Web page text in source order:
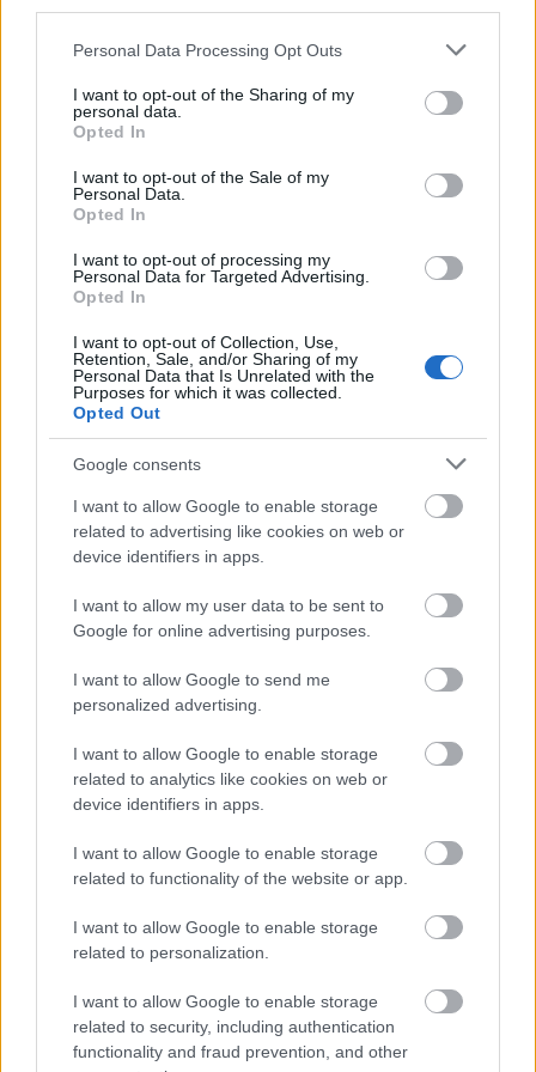
Please note that this website/app uses one or more Google
not limited to your visit or usage behaviour. You may click to
grant or deny consent to Google and its third-party tags to
use your data for below specified purposes in below Google
consent section.
Personal Data Processing Opt Outs
I want to opt-out of the Sharing of my
personal data.
Opted In
I want to opt-out of the Sale of my
Personal Data.
Opted In
I want to opt-out of processing my
Personal Data for Targeted Advertising.
Opted In
I want to opt-out of Collection, Use,
Retention, Sale, and/or Sharing of my
Personal Data that Is Unrelated with the
Purposes for which it was collected.
Opted Out
Google consents
I want to allow Google to enable storage
related to advertising like cookies on web or
device identifiers in apps.
I want to allow my user data to be sent to
Google for online advertising purposes.
I want to allow Google to send me
personalized advertising.
I want to allow Google to enable storage
related to analytics like cookies on web or
device identifiers in apps.
I want to allow Google to enable storage
related to functionality of the website or app.
I want to allow Google to enable storage
related to personalization.
I want to allow Google to enable storage
related to security, including authentication
functionality and fraud prevention, and other
az akkor népszerű játékokról, akkor egészen
biztosan valaki felhozza a társaságban a
kvarcjátékokat, amelyekből számtalan változat volt
megvásárolható ilyen-olyan úton.
Bár a Casio gépeit tartottuk a legtöbbre, azért más
Most egy Conic Submarine nevű játékgépre
csaphattok le, ami egészen szép állapotban maradt
Az eladó minimum 11.000 Ft-ot szeretne kapni a
játékért, ami nem is számít veszélyesen magas
árnak.